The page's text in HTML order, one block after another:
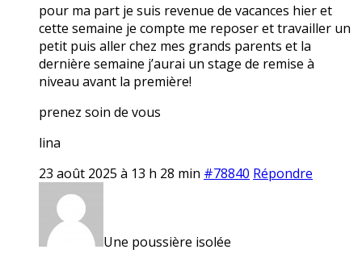
pour ma part je suis revenue de vacances hier et
cette semaine je compte me reposer et travailler un
petit puis aller chez mes grands parents et la
dernière semaine j’aurai un stage de remise à
niveau avant la première!
prenez soin de vous
lina
23 août 2025 à 13 h 28 min #78840 Répondre
Une poussière isolée